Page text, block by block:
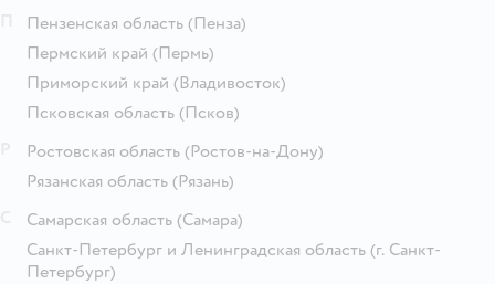
Пензенская область (Пенза)
Пермский край (Пермь)
Приморский край (Владивосток)
Псковская область (Псков)
Ростовская область (Ростов-на-Дону)
Рязанская область (Рязань)
Самарская область (Самара)
Санкт-Петербург и Ленинградская область (г. Санкт-
Петербург)